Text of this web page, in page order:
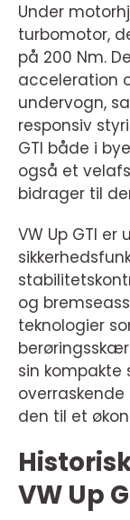
Under
turbomotor,
på 200 Nm.
acceleration
undervogn,
responsiv
GTI både i
også et
bidrager til
VW Up GTI
og
teknologier
sin kompakte
den til et
VW Up